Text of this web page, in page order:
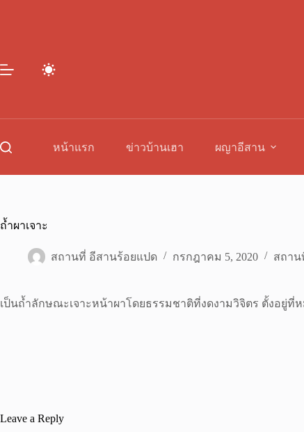
หน้าแรก ข่าวบ้านเฮา ผญาอีสาน
ถ้ำผาเจาะ
สถานที่ อีสานร้อยแปด กรกฎาคม 5, 2020 สถาน
เป็นถ้ำลักษณะเจาะหน้าผาโดยธรรมชาติที่งดงามวิจิตร ตั้งอยู่ที่
Leave a Reply